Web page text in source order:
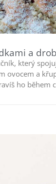
a
který
ovocem a
ho během